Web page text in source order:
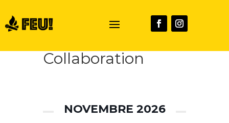
Collaboration
NOVEMBRE 2026